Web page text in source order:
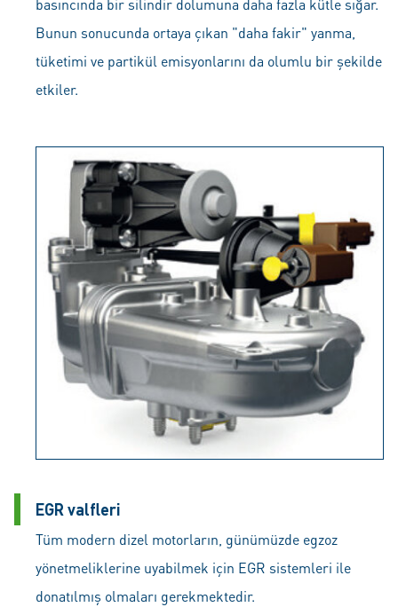
Bunun sonucunda ortaya çıkan "daha fakir" yanma,
tüketimi ve partikül emisyonlarını da olumlu bir şekilde
etkiler.
EGR valfleri
Tüm modern dizel motorların, günümüzde egzoz
yönetmeliklerine uyabilmek için EGR sistemleri ile
donatılmış olmaları gerekmektedir.